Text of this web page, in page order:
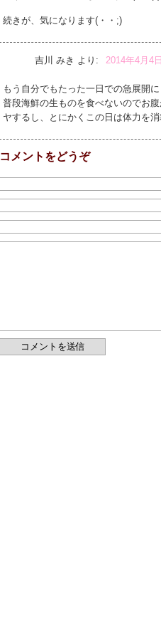
続きが、気になります(・・;)
吉川 みき より: 2014年4月4
もう自分でもたった一日での急展開
普段海鮮の生ものを食べないのでお
ヤするし、とにかくこの日は体力を消
コメントをどうぞ